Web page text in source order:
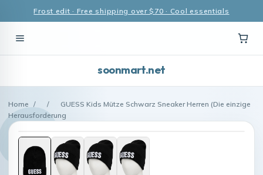
Frost edit · Free shipping over $70 · Cool essentials
soonmart.net
Home / /
GUESS Kids Mütze Schwarz Sneaker Herren (Die einzige
Herausforderung